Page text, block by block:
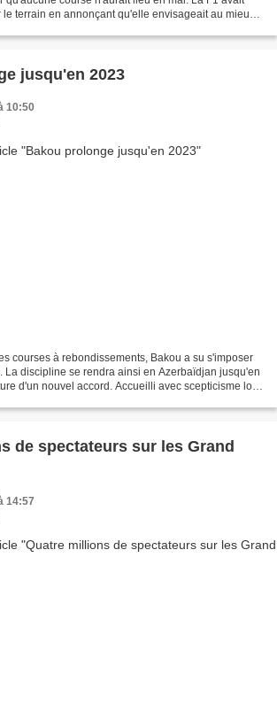
terrain en annonçant qu'elle envisageait au mieux
jusqu'en 2023
10:50
courses à rebondissements, Bakou a su s'imposer
La discipline se rendra ainsi en Azerbaïdjan jusqu'en
d'un nouvel accord. Accueilli avec scepticisme lors
de spectateurs sur les Grand
14:57